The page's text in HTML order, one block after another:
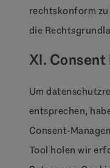
rechtskonform
die
XI.
Um
entsprechen,
Consent-
Tool holen wir